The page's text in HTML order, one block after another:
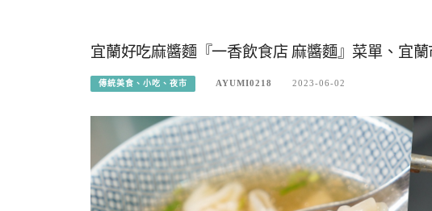
宜蘭好吃麻醬麵『一香飲食店 麻醬麵』菜單、宜
傳統美食、小吃、夜市 AYUMI0218 2023-06-02